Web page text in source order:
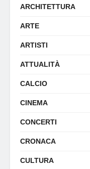
ARCHITETTURA
ARTE
ARTISTI
ATTUALITÀ
CALCIO
CINEMA
CONCERTI
CRONACA
CULTURA